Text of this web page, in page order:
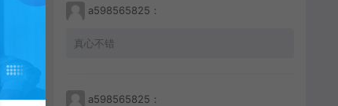
a598565825：
真心不错
a598565825：